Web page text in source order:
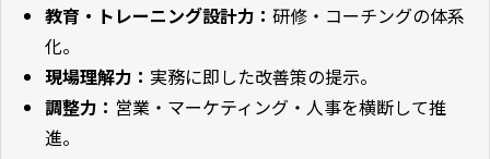
教育・トレーニング設計力： 研修・コーチングの体系
化。
現場理解力： 実務に即した改善策の提示。
調整力： 営業・マーケティング・人事を横断して推
進。